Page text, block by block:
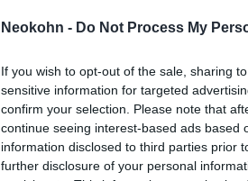
Neokohn - Do Not Process My
If you wish to opt-out of the sale, sharing
sensitive information for targeted
confirm your selection. Please note that
continue seeing interest-based ads based
information disclosed to third parties prior
further disclosure of your personal
Amikor Trump és
miniszterelnök
szövetségesek, de